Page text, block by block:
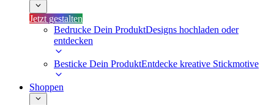
Jetzt gestalten
Bedrucke Dein ProduktDesigns hochladen oder
entdecken
Besticke Dein ProduktEntdecke kreative Stickmotive
Shoppen